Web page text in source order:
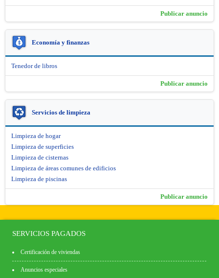
Publicar anuncio
Economía y finanzas
Tenedor de libros
Publicar anuncio
Servicios de limpieza
Limpieza de hogar
Limpieza de superficies
Limpieza de cisternas
Limpieza de áreas comunes de edificios
Limpieza de piscinas
Publicar anuncio
SERVICIOS PAGADOS
Certificación de viviendas
Anuncios especiales